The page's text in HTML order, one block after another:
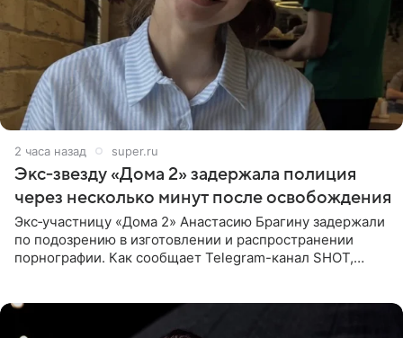
2 часа назад super.ru
Экс‑звезду «Дома 2» задержала полиция
через несколько минут после освобождения
Экс‑участницу «Дома 2» Анастасию Брагину задержали
по подозрению в изготовлении и распространении
порнографии. Как сообщает Telegram-канал SHOT,